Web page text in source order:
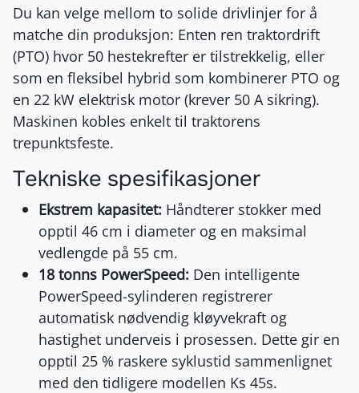
Du kan velge mellom to solide drivlinjer for å
matche din produksjon: Enten ren traktordrift
(PTO) hvor 50 hestekrefter er tilstrekkelig, eller
som en fleksibel hybrid som kombinerer PTO og
en 22 kW elektrisk motor (krever 50 A sikring).
Maskinen kobles enkelt til traktorens
trepunktsfeste.
Tekniske spesifikasjoner
Ekstrem kapasitet: Håndterer stokker med
opptil 46 cm i diameter og en maksimal
vedlengde på 55 cm.
18 tonns PowerSpeed: Den intelligente
PowerSpeed-sylinderen registrerer
automatisk nødvendig kløyvekraft og
hastighet underveis i prosessen. Dette gir en
opptil 25 % raskere syklustid sammenlignet
med den tidligere modellen Ks 45s.